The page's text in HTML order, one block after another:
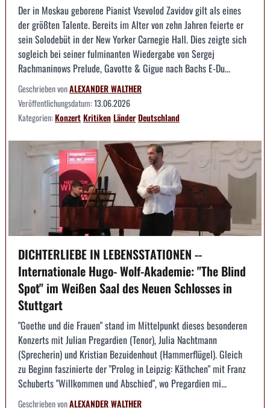
Der in Moskau geborene Pianist Vsevolod Zavidov gilt als eines
der größten Talente. Bereits im Alter von zehn Jahren feierte er
sein Solodebüt in der New Yorker Carnegie Hall. Dies zeigte sich
sogleich bei seiner fulminanten Wiedergabe von Sergej
Rachmaninows Prelude, Gavotte & Gigue nach Bachs E-Du...
Geschrieben vonALEXANDER WALTHER
Veröffentlichungsdatum:13.06.2026
Kategorien:KonzertKritikenLänderDeutschland
DICHTERLIEBE IN LEBENSSTATIONEN --
Internationale Hugo- Wolf-Akademie: "The Blind
Spot" im Weißen Saal des Neuen Schlosses in
Stuttgart
"Goethe und die Frauen" stand im Mittelpunkt dieses besonderen
Konzerts mit Julian Pregardien (Tenor), Julia Nachtmann
(Sprecherin) und Kristian Bezuidenhout (Hammerflügel). Gleich
zu Beginn faszinierte der "Prolog in Leipzig: Käthchen" mit Franz
Schuberts "Willkommen und Abschied", wo Pregardien mi...
Geschrieben vonALEXANDER WALTHER